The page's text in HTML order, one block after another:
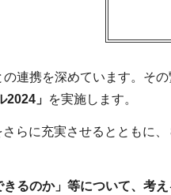
連携を深めています。その
2024」 を実施します。
らに充実させるとともに
るのか」等について、考